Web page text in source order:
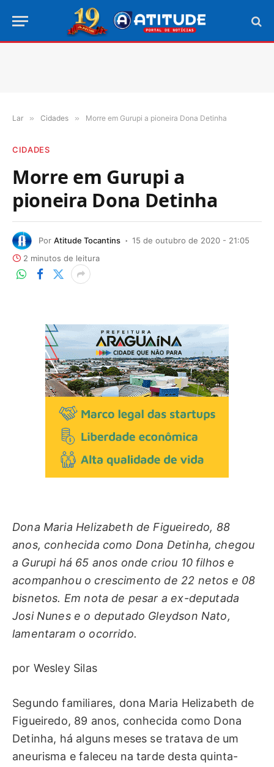
Lar » Cidades » Morre em Gurupi a pioneira Dona Detinha
CIDADES
Morre em Gurupi a
pioneira Dona Detinha
Por Atitude Tocantins
15 de outubro de 2020 - 21:05
2 minutos de leitura
Dona Maria Helizabeth de Figueiredo, 88
anos, conhecida como Dona Detinha, chegou
a Gurupi há 65 anos onde criou 10 filhos e
acompanhou o crescimento de 22 netos e 08
bisnetos. Em nota de pesar a ex-deputada
Josi Nunes e o deputado Gleydson Nato,
lamentaram o ocorrido.
por Wesley Silas
Segundo familiares, dona Maria Helizabeth de
Figueiredo, 89 anos, conhecida como Dona
Detinha, há alguns meses se tratava de um
aneurisma e faleceu na tarde desta quinta-